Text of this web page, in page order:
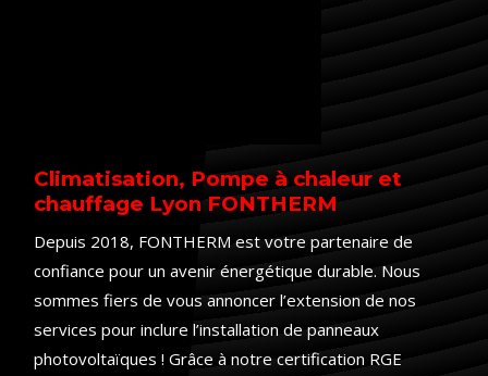
Climatisation, Pompe à chaleur et
chauffage Lyon FONTHERM
Depuis 2018, FONTHERM est votre partenaire de
confiance pour un avenir énergétique durable. Nous
sommes fiers de vous annoncer l’extension de nos
services pour inclure l’installation de panneaux
photovoltaïques ! Grâce à notre certification RGE